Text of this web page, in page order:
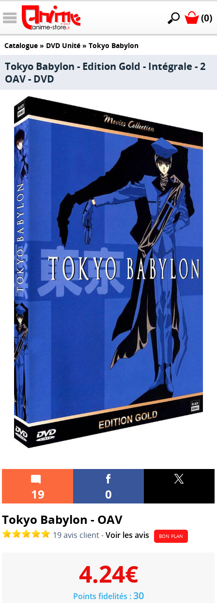
(0)
Catalogue» DVD Unité» Tokyo Babylon
Tokyo Babylon - Edition Gold - Intégrale - 2
OAV - DVD
19
0
Tokyo Babylon - OAV
19 avis client -Voir les avis BON PLAN
4.24€
Points fidelités :30